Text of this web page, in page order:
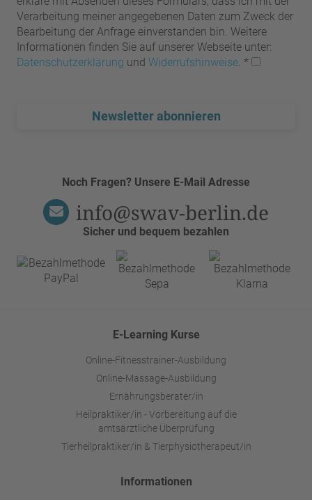
Verarbeitung meiner angegebenen Daten zum Zweck der
Bearbeitung der Anfrage einverstanden bin. Weitere
Informationen finden Sie auf unserer Webseite unter:
Datenschutzerklärung und Widerrufshinweise *
Newsletter abonnieren
Sicher und bequem bezahlen
Noch Fragen? Unsere E-Mail Adresse
info@swav-berlin.de
E-Learning Kurse
Online-Fitnesstrainer-Ausbildung
Online-Massage-Ausbildung
Ernährungsberater/in
Heilpraktiker/in - Vorbereitung auf die
amtsärztliche Überprüfung
Tierheilpraktiker/in & Tierphysiotherapeut/in
Informationen